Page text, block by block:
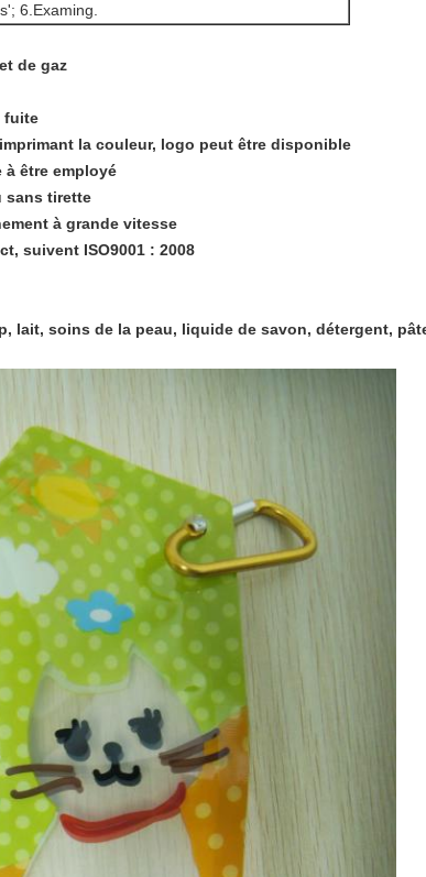
6.Examing.
de gaz
fuite
la couleur, logo peut être disponible
à être employé
sans tirette
à grande vitesse
suivent ISO9001 : 2008
lait, soins de la peau, liquide de savon, détergent,